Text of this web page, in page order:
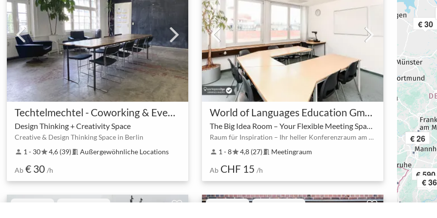
€ 45
€ 14
€ 26
€ 30
€ 36
€ 590
Techtelmechtel - Coworking & Eventlocation am Ostkreuz
Design Thinking + Creativity Space
Creative & Design Thinking Space in Berlin
person 1 - 30star4,6 (39) meeting_room Außergewöhnliche Locations
Ab € 30 /h
World of Languages Education GmbH
The Big Idea Room – Your Flexible Meeting Space at Stauffacher
Raum für Inspiration – Ihr heller Konferenzraum am Stauffacher
person 1 - 8star4,8 (27) meeting_room Meetingraum
Ab CHF 15 /h